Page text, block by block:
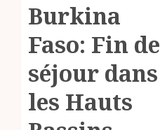
Burkina
Faso: Fin de
séjour dans
les Hauts